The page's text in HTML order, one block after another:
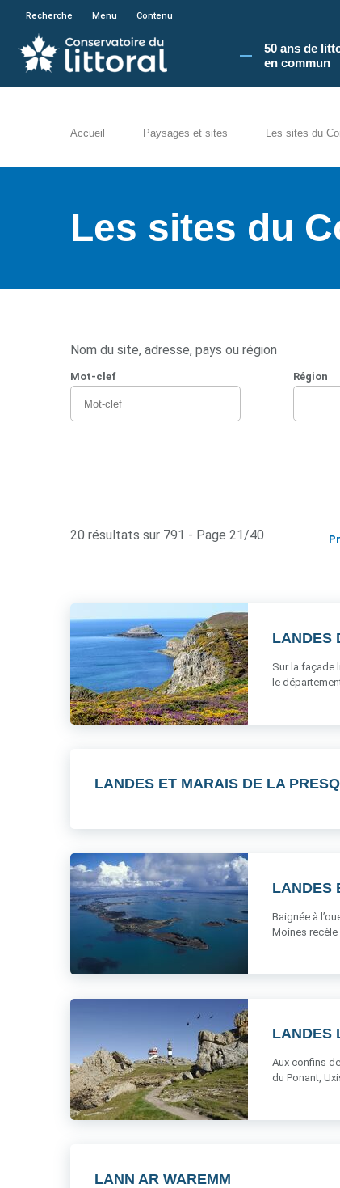
En poursuivant votre navigation sur le
Recherche Menu Contenu
50 ans de
en commun​
Accueil Paysages et sites Les sites du
Les sites du
Nom du site, adresse, pays ou région
Mot-clef Région
20 résultats sur 791 - Page 21/40
LANDES
Sur la façade
le
LANDES ET MARAIS DE LA
LANDES
Baignée à
Moines recèle
LANDES
Aux confins
du Ponant,
LANN AR WAREMM